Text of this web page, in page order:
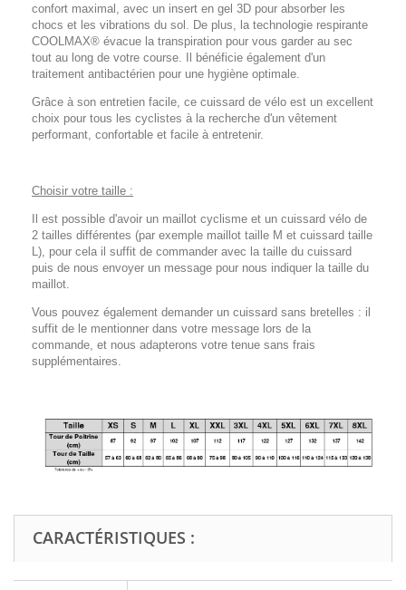
confort maximal, avec un insert en gel 3D pour absorber les
chocs et les vibrations du sol. De plus, la technologie respirante
COOLMAX® évacue la transpiration pour vous garder au sec
tout au long de votre course. Il bénéficie également d'un
traitement antibactérien pour une hygiène optimale.
Grâce à son entretien facile, ce cuissard de vélo est un excellent
choix pour tous les cyclistes à la recherche d'un vêtement
performant, confortable et facile à entretenir.
Choisir votre taille :
Il est possible d'avoir un maillot cyclisme et un cuissard vélo de
2 tailles différentes (par exemple maillot taille M et cuissard taille
L), pour cela il suffit de commander avec la taille du cuissard
puis de nous envoyer un message pour nous indiquer la taille du
maillot.
Vous pouvez également demander un cuissard sans bretelles : il
suffit de le mentionner dans votre message lors de la
commande, et nous adapterons votre tenue sans frais
supplémentaires.
CARACTÉRISTIQUES :